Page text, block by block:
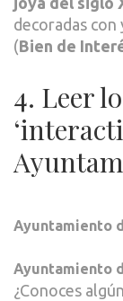
decoradas con
(Bien de
4. Leer
Ayuntamiento
Ayuntamiento
¿Conoces algún